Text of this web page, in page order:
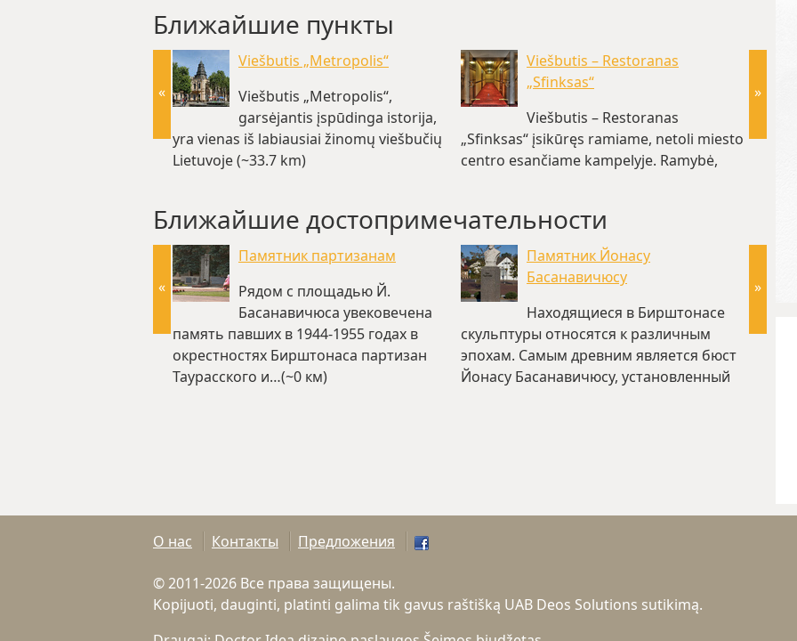
Ближайшие пункты
Viešbutis „Metropolis“
Viešbutis „Metropolis“,
garsėjantis įspūdinga istorija,
yra vienas iš labiausiai žinomų viešbučių
Lietuvoje (~33.7 km)
Viešbutis – Restoranas
„Sfinksas“
Viešbutis – Restoranas
„Sfinksas“ įsikūręs ramiame, netoli miesto
centro esančiame kampelyje. Ramybė,
»
«
Ближайшие достопримечательности
Памятник партизанам
Рядом с площадью Й.
Басанавичюса увековечена
память павших в 1944-1955 годах в
окрестностях Бирштонаса партизан
Таурасского и…(~0 км)
Памятник Йонасу
Басанавичюсу
Находящиеся в Бирштонасе
скульптуры относятся к различным
эпохам. Самым древним является бюст
Йонасу Басанавичюсу, установленный
»
«
О нас Контакты Предложения
© 2011-2026 Все права защищены.
Kopijuoti, dauginti, platinti galima tik gavus raštišką UAB Deos Solutions sutikimą.